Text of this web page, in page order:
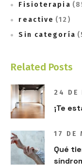
Fisioterapia
reactive (12)
Sin categoría
Related Posts
24 DE
¡Te
17 DE
Qué